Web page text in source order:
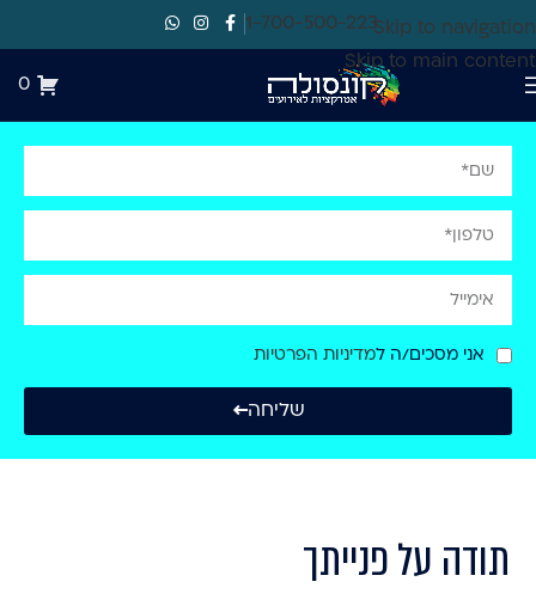
Skip to navigation
Skip to main content
1-700-500-223
0
אני מסכים/ה למדיניות הפרטיות
שליחה
תודה על פנייתך